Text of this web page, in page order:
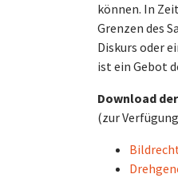
können. In
Grenzen des
Diskurs oder
ist ein Gebot
Download
(zur